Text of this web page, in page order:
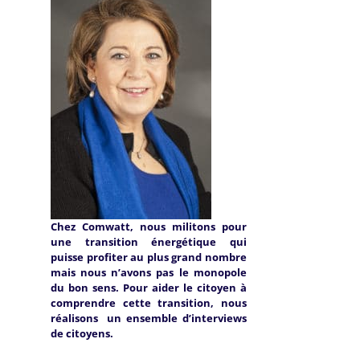
Chez Comwatt, nous militons pour
une transition énergétique qui
puisse profiter au plus grand nombre
mais nous n’avons pas le monopole
du bon sens. Pour aider le citoyen à
comprendre cette transition, nous
réalisons un ensemble d’interviews
de citoyens.